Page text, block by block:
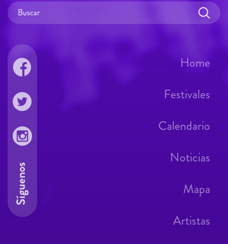
Home
Festivales
Calendario
Noticias
Mapa
Artistas
Síguenos